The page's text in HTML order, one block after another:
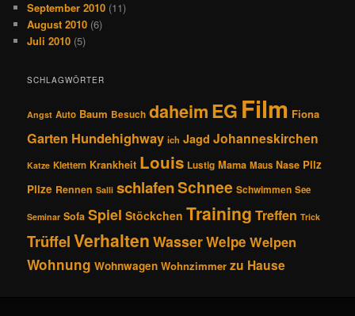
September 2010 (11)
August 2010 (6)
Juli 2010 (5)
SCHLAGWÖRTER
Angst Auto Baum Besuch daheimEG Film Fiona
Garten Hundehighway ich Jagd Johanneskirchen
Katze Klettern Krankheit Louis Lustig Mama Maus Nase Pilz
Pilze Rennen Salli schlafenSchnee Schwimmen See
Seminar Sofa Spiel Stöckchen Training Treffen Trick
TrüffelVerhalten WasserWelpe Welpen
Wohnung Wohnwagen Wohnzimmer zu Hause